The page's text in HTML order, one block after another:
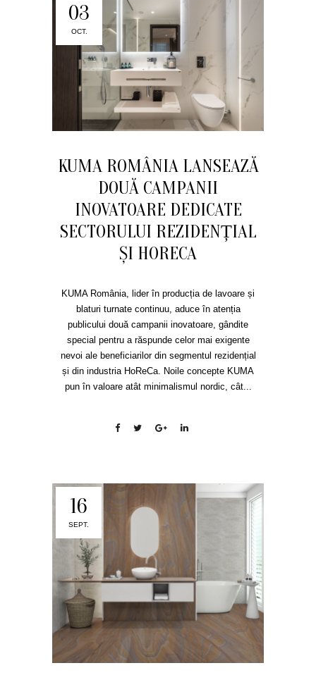
03
OCT.
KUMA ROMÂNIA LANSEAZĂ
DOUĂ CAMPANII
INOVATOARE DEDICATE
SECTORULUI REZIDENȚIAL
ȘI HORECA
KUMA România, lider în producția de lavoare și
blaturi turnate continuu, aduce în atenția
publicului două campanii inovatoare, gândite
special pentru a răspunde celor mai exigente
nevoi ale beneficiarilor din segmentul rezidențial
și din industria HoReCa. Noile concepte KUMA
pun în valoare atât minimalismul nordic, cât...
16
SEPT.